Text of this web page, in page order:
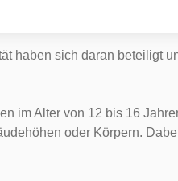
haben sich daran beteiligt
im Alter von 12 bis 16
oder Körpern.